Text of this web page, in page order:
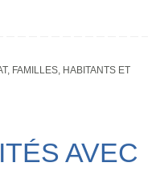
, FAMILLES, HABITANTS ET
AVEC